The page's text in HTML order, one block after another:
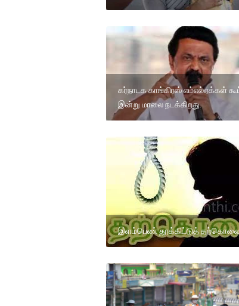
கர்நாடக காங்கிரஸ் எம்எல்ஏக்கள்
இன்று மாலை நடக்கிறது.
இளம்பெண் தூக்கிட்டுத் தற்கொலை